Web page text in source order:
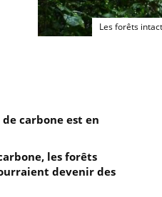
Les forêts
de carbone est en
les forêts
devenir des